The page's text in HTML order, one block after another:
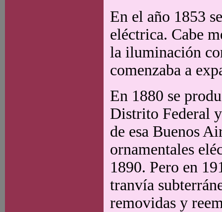
En el año 1853
eléctrica. Cabe
la iluminación
comenzaba a
En 1880 se
Distrito Federal
de esa Buenos
ornamentales
1890. Pero en
tranvía
removidas y